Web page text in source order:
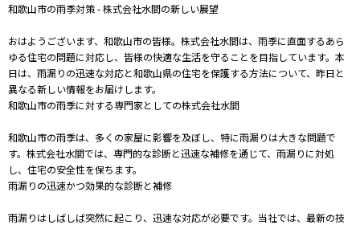
和歌山市の雨季対策 - 株式会社水間の新しい展望
おはようございます、和歌山市の皆様。株式会社水間は、雨季に直面するあら
ゆる住宅の問題に対応し、皆様の快適な生活を守ることを目指しています。本
日は、雨漏りの迅速な対応と和歌山県の住宅を保護する方法について、昨日と
異なる新しい情報をお届けします。
和歌山市の雨季に対する専門家としての株式会社水間
和歌山市の雨季は、多くの家屋に影響を及ぼし、特に雨漏りは大きな問題で
す。株式会社水間では、専門的な診断と迅速な補修を通じて、雨漏りに対処
し、住宅の安全性を保ちます。
雨漏りの迅速かつ効果的な診断と補修
雨漏りはしばしば突然に起こり、迅速な対応が必要です。当社では、最新の技